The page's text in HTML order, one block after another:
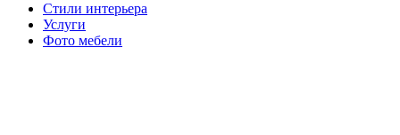
Стили интерьера
Услуги
Фото мебели